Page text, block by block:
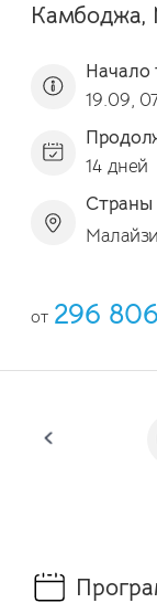
Камбоджа,
Начало
19.09,
14 дней
Страны
от 296